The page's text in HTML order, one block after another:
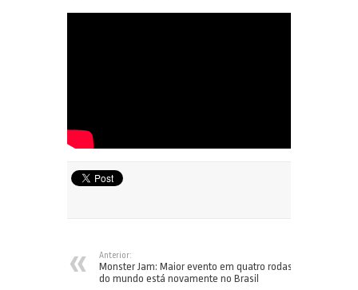
Anterior:
Monster Jam: Maior evento em quatro rodas
do mundo está novamente no Brasil